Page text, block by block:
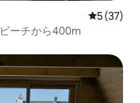
レビュー
5 (37)
ーチから400m